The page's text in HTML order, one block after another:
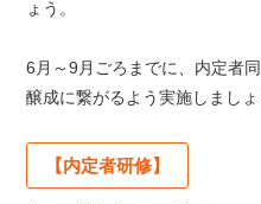
ょう。
6月～9月ごろまでに、内定者
醸成に繋がるよう実施しましょ
【内定者研修】